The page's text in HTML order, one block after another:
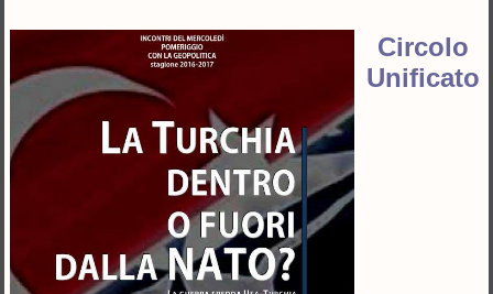
Circolo
Unificato